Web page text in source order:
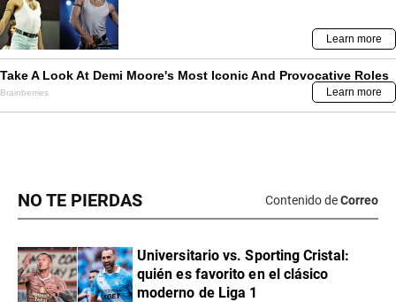
NO TE PIERDAS Contenido deCorreo
Universitario vs. Sporting Cristal:
quién es favorito en el clásico
moderno de Liga 1